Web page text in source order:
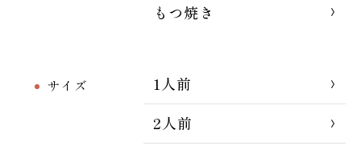
もつ焼き
サイズ
1人前
2人前